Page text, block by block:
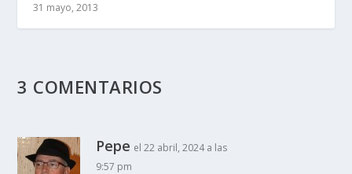
31 mayo, 2013
3 COMENTARIOS
Pepe el 22 abril, 2024 a las
9:57 pm